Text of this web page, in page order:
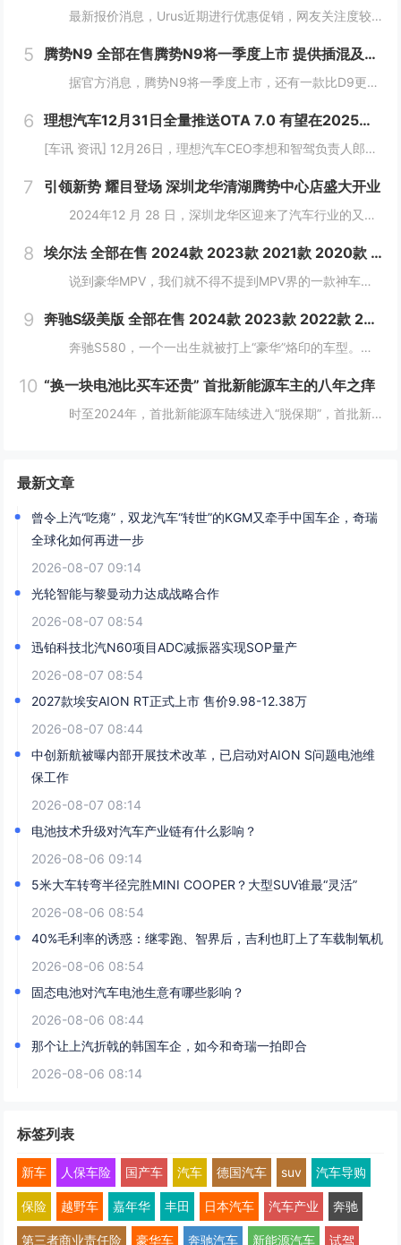
最新报价消息，Urus近期进行优惠促销，网友关注度较高，对Urus这款车型有兴趣的网友，可参考以下报价：...
5 腾势N9 全部在售腾势N9将一季度上市 提供插混及纯电版
据官方消息，腾势N9将一季度上市，还有一款比D9更大更强MPV将推出。新车定位大型旗舰SUV，将搭载易三方。 &nb...
6 理想汽车12月31日全量推送OTA 7.0 有望在2025年实现L3级自动驾驶
[车讯 资讯] 12月26日，理想汽车CEO李想和智驾负责人郎咸朋在直播中讲解了理想汽车在智驾方面的发展动向。理想汽车将在12月31日全量推送OTA 7.0给AD Max用户。按照理想现在的端到端+VLM体系继续迭代，有望在2025...
7 引领新势 耀目登场 深圳龙华清湖腾势中心店盛大开业
2024年12 月 28 日，深圳龙华区迎来了汽车行业的又一大盛事——深圳龙华清湖腾势中心盛大开业，标志着腾势品牌在深圳区域布局的进一步拓展，为满...
8 埃尔法 全部在售 2024款 2023款 2021款 2020款 2019款 2018款2024款国六丰田埃尔法酬宾让利 大空间合理布局
说到豪华MPV，我们就不得不提到MPV界的一款神车，那就是"丰田埃尔法"，丰田埃尔法拥有轿车般的舒适度，所以它一直以来都是作为各大公司企业的行政用车。埃尔法...
9 奔驰S级美版 全部在售 2024款 2023款 2022款 2021款 2019款 2018款成都迪兴行汽车平行进口奔驰S级价格最低146万起 售全国
奔驰S580，一个一出生就被打上“豪华”烙印的车型。新车简约又不失精致，大灯和尾灯的光带交相呼应，可以让司机更从容地驾驶车辆。 &nbs...
10 “换一块电池比买车还贵” 首批新能源车主的八年之痒
时至2024年，首批新能源车陆续进入“脱保期”，首批新能源汽车车主正陷入换车还是换电池的两难境地。想要更换老龄电池就将面临天价账单，换电费用甚至高于旧车残值，成为不少车主的烦恼。 工信部等部委明确规定，自2016年起，乘用车...
最新文章
曾令上汽“吃瘪”，双龙汽车“转世”的KGM又牵手中国车企，奇瑞
全球化如何再进一步
2026-08-07 09:14
光轮智能与黎曼动力达成战略合作
2026-08-07 08:54
迅铂科技北汽N60项目ADC减振器实现SOP量产
2026-08-07 08:54
2027款埃安AION RT正式上市 售价9.98-12.38万
2026-08-07 08:44
中创新航被曝内部开展技术改革，已启动对AION S问题电池维
保工作
2026-08-07 08:14
电池技术升级对汽车产业链有什么影响？
2026-08-06 09:14
5米大车转弯半径完胜MINI COOPER？大型SUV谁最“灵活”
2026-08-06 08:54
40%毛利率的诱惑：继零跑、智界后，吉利也盯上了车载制氧机
2026-08-06 08:54
固态电池对汽车电池生意有哪些影响？
2026-08-06 08:44
那个让上汽折戟的韩国车企，如今和奇瑞一拍即合
2026-08-06 08:14
标签列表
新车 人保车险 国产车 汽车 德国汽车 suv 汽车导购
保险 越野车 嘉年华 丰田 日本汽车 汽车产业 奔驰
第三者商业责任险 豪华车 奔驰汽车 新能源汽车 试驾